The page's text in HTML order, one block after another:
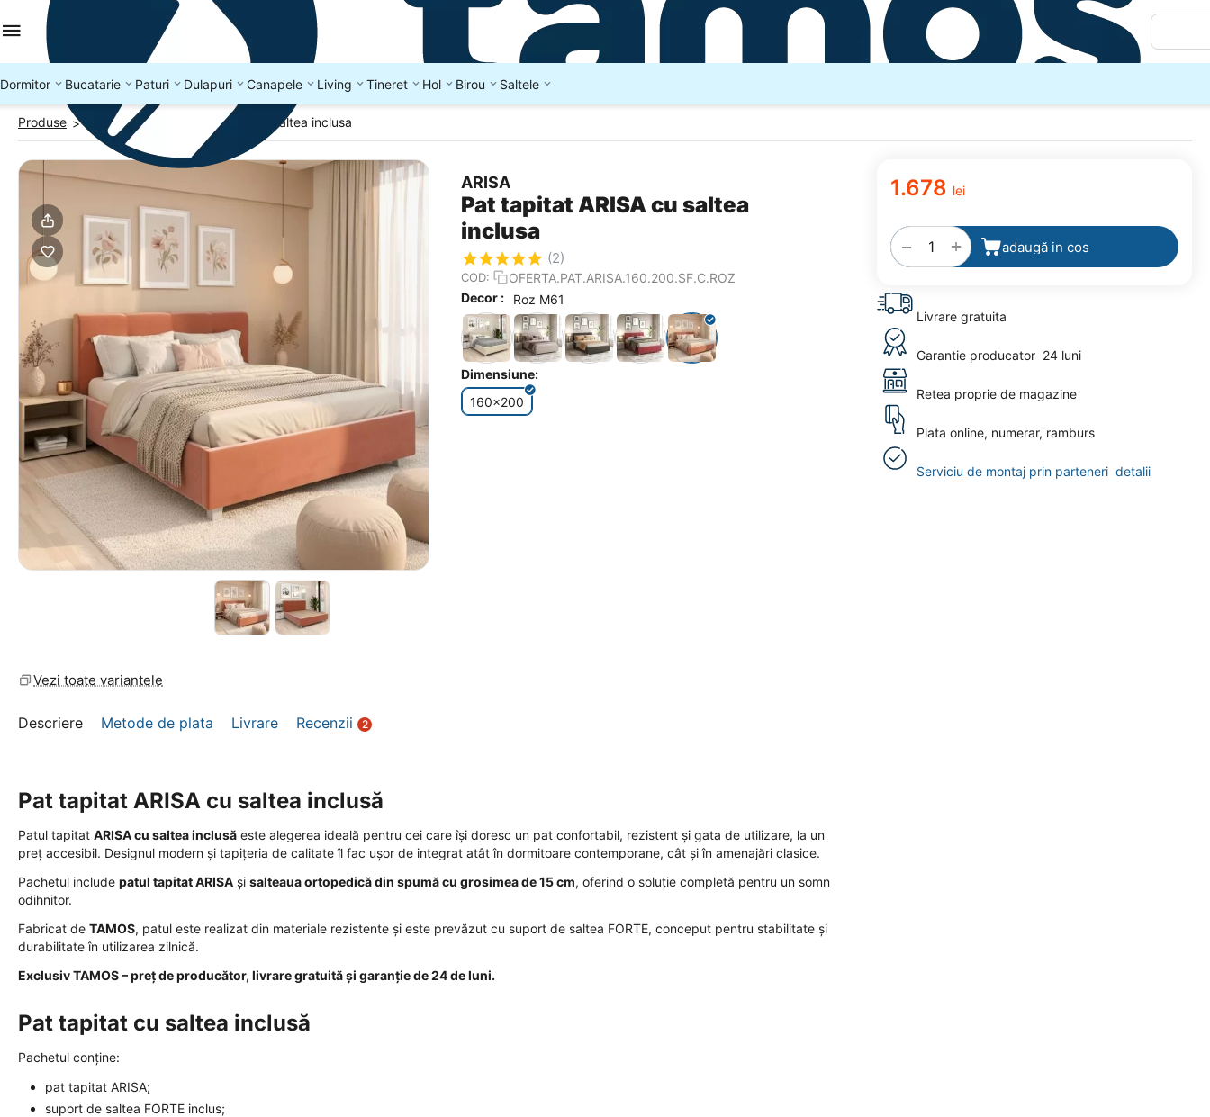
Dormitor Bucatarie Paturi Dulapuri Canapele Living Tineret Hol Birou Saltele
Produse > PATURI > Pat tapitat ARISA cu saltea inclusa
ARISA
Pat tapitat ARISA cu saltea
inclusa
(2)
COD:
OFERTA.PAT.ARISA.160.200.SF.C.ROZ
Decor :
Roz M61
Dimensiune:
160x200
1.678 lei
+
− adaugă in cos
la
favorite
Livrare gratuita
Garantie producator 24 luni
Retea proprie de magazine
Plata online, numerar, ramburs
Serviciu de montaj prin parteneri detalii
Vezi toate variantele
Descriere Metode de plata Livrare Recenzii 2
Pat tapitat ARISA cu saltea inclusă
Patul tapitat ARISA cu saltea inclusă este alegerea ideală pentru cei care își doresc un pat confortabil, rezistent și gata de utilizare, la un
preț accesibil. Designul modern și tapițeria de calitate îl fac ușor de integrat atât în dormitoare contemporane, cât și în amenajări clasice.
Pachetul include patul tapitat ARISA și salteaua ortopedică din spumă cu grosimea de 15 cm, oferind o soluție completă pentru un somn
odihnitor.
Fabricat de TAMOS, patul este realizat din materiale rezistente și este prevăzut cu suport de saltea FORTE, conceput pentru stabilitate și
durabilitate în utilizarea zilnică.
Exclusiv TAMOS – preț de producător, livrare gratuită și garanție de 24 de luni.
Pat tapitat cu saltea inclusă
Pachetul conține:
pat tapitat ARISA;
suport de saltea FORTE inclus;